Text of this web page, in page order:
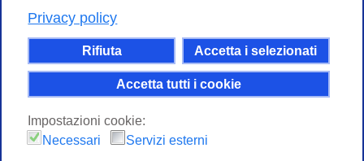
Privacy policy
Rifiuta Accetta i selezionati
Accetta tutti i cookie
Impostazioni cookie:
Necessari
Servizi esterni